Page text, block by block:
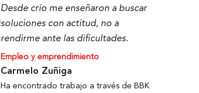
Desde crío me enseñaron a buscar
soluciones con actitud, no a
rendirme ante las dificultades.
Empleo y emprendimiento
Carmelo Zuñiga
Ha encontrado trabajo a través de BBK